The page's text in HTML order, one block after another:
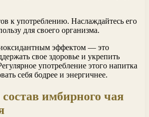
к употреблению. Наслаждайтесь его
для своего организма.
эффектом — это
свое здоровье и укрепить
употребление этого напитка
себя бодрее и энергичнее.
имбирного чая